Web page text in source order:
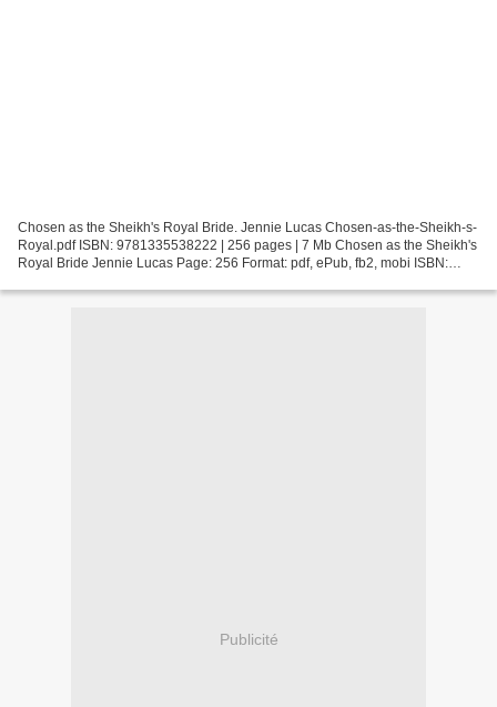
Chosen as the Sheikh's Royal Bride. Jennie Lucas Chosen-as-the-Sheikh-s-
Royal.pdf ISBN: 9781335538222 | 256 pages | 7 Mb Chosen as the Sheikh's
Royal Bride Jennie Lucas Page: 256 Format: pdf, ePub, fb2, mobi ISBN:
Publicité